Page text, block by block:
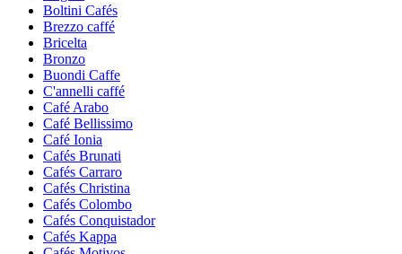
Boltini Cafés
Brezzo caffé
Bricelta
Bronzo
Buondi Caffe
C'annelli caffé
Café Arabo
Café Bellissimo
Café Ionia
Cafés Brunati
Cafés Carraro
Cafés Christina
Cafés Colombo
Cafés Conquistador
Cafés Kappa